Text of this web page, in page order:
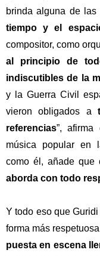
brinda alguna de las
tiempo y el
compositor, como
al principio de
indiscutibles de la
y la Guerra Civil
vieron obligados a
referencias”,
música popular en
como él, añade que
aborda con todo
Y todo eso que
forma más
puesta en escena